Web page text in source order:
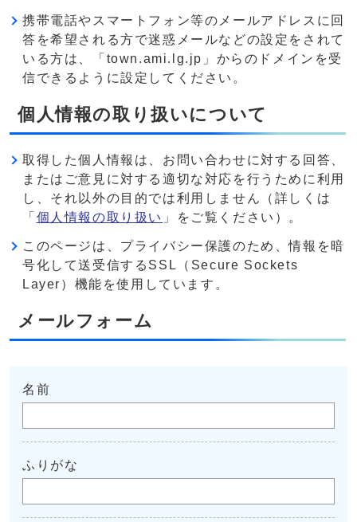
携帯電話やスマートフォン等のメールアドレスに回
答を希望される方で迷惑メールなどの設定をされて
いる方は、「town.ami.lg.jp」からのドメインを受
信できるように設定してください。
個人情報の取り扱いについて
取得した個人情報は、お問い合わせに対する回答、
またはご意見に対する適切な対応を行うために利用
し、それ以外の目的では利用しません（詳しくは
「 個人情報の取り扱い 」をご覧ください）。
このページは、プライバシー保護のため、情報を暗
号化して送受信するSSL（Secure Sockets
Layer）機能を使用しています。
メールフォーム
名前
ふりがな